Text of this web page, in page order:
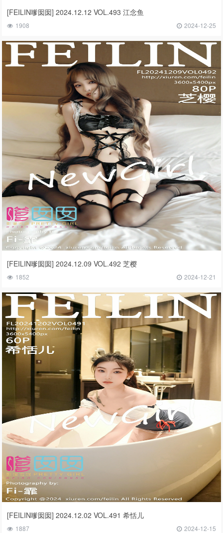
[FEILIN嗲囡囡] 2024.12.12 VOL.493 江念鱼
1908 2024-12-25
[FEILIN嗲囡囡] 2024.12.09 VOL.492 芝樱
1852 2024-12-21
[FEILIN嗲囡囡] 2024.12.02 VOL.491 希恬儿
1887 2024-12-15